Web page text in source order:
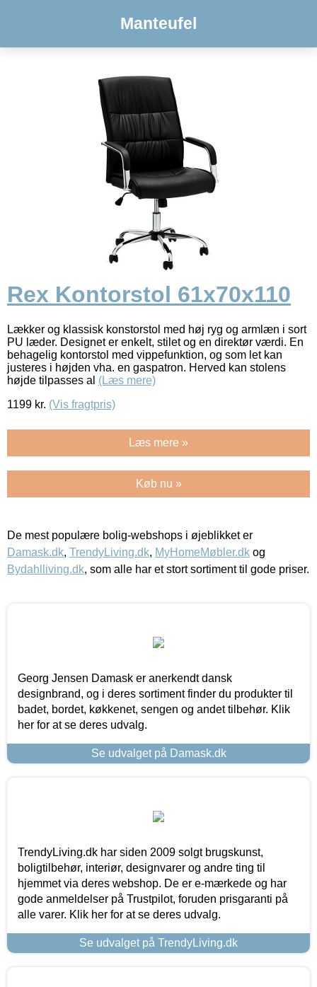
Manteufel
Rex Kontorstol 61x70x110
Lækker og klassisk konstorstol med høj ryg og armlæn i sort
PU læder. Designet er enkelt, stilet og en direktør værdi. En
behagelig kontorstol med vippefunktion, og som let kan
justeres i højden vha. en gaspatron. Herved kan stolens
højde tilpasses al (Læs mere)
1199 kr. (Vis fragtpris)
Læs mere »
Køb nu »
De mest populære bolig-webshops i øjeblikket er
Damask.dk, TrendyLiving.dk, MyHomeMøbler.dk og
Bydahlliving.dk, som alle har et stort sortiment til gode priser.
Georg Jensen Damask er anerkendt dansk
designbrand, og i deres sortiment finder du produkter til
badet, bordet, køkkenet, sengen og andet tilbehør. Klik
her for at se deres udvalg.
Se udvalget på Damask.dk
TrendyLiving.dk har siden 2009 solgt brugskunst,
boligtilbehør, interiør, designvarer og andre ting til
hjemmet via deres webshop. De er e-mærkede og har
gode anmeldelser på Trustpilot, foruden prisgaranti på
alle varer. Klik her for at se deres udvalg.
Se udvalget på TrendyLiving.dk